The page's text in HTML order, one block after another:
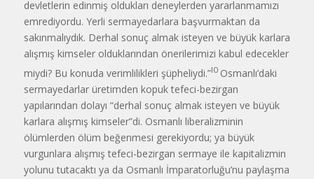
devletlerin edinmiş oldukları deneylerden yararlanmamızı
emrediyordu. Yerli sermayedarlara başvurmaktan da
sakınmalıydık. Derhal sonuç almak isteyen ve büyük karlara
alışmış kimseler olduklarından önerile­rimizi kabul edecekler
miydi? Bu konuda verimlilikleri şüpheliydi.”l0 Osmanlı’daki
sermayedarlar üretimden kopuk tefeci-bezirgan
yapılarından dolayı “derhal sonuç almak isteyen ve büyük
karlara alışmış kimseler”di. Osmanlı libera­lizminin
ölümlerden ölüm beğenmesi gerekiyordu; ya büyük
vurgunlara alışmış tefeci-bezirgan sermaye ile kapi­talizmin
yolunu tutacaktı ya da Osmanlı İmparatorluğu’nu paylaşma